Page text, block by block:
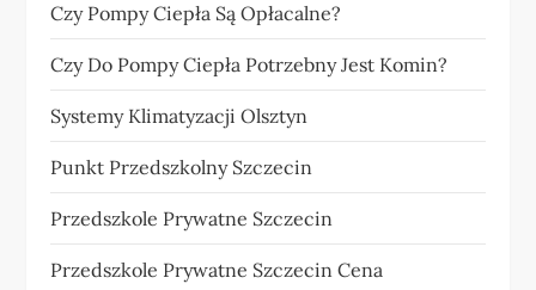
Czy Pompy Ciepła Są Opłacalne?
Czy Do Pompy Ciepła Potrzebny Jest Komin?
Systemy Klimatyzacji Olsztyn
Punkt Przedszkolny Szczecin
Przedszkole Prywatne Szczecin
Przedszkole Prywatne Szczecin Cena